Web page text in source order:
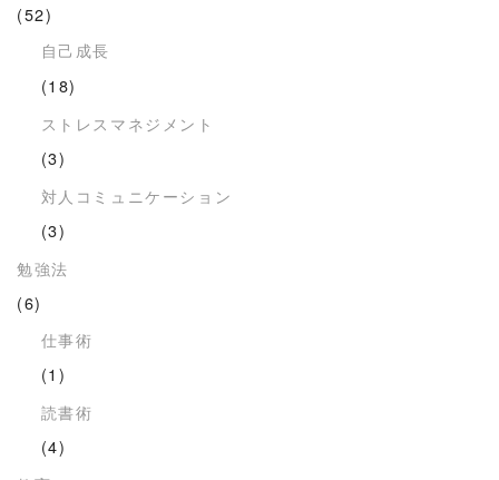
(52)
自己成長
(18)
ストレスマネジメント
(3)
対人コミュニケーション
(3)
勉強法
(6)
仕事術
(1)
読書術
(4)